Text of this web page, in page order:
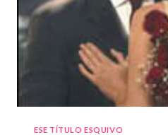
ESE TÍTULO ESQUIVO